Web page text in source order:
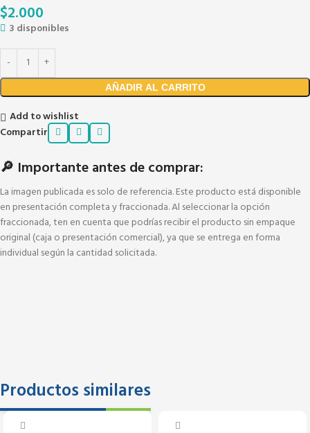
$2.000
3 disponibles
AÑADIR AL CARRITO
Add to wishlist
Compartir
🔎 Importante antes de comprar:
La imagen publicada es solo de referencia. Este producto está disponible
en presentación completa y fraccionada. Al seleccionar la opción
fraccionada, ten en cuenta que podrías recibir el producto sin empaque
original (caja o presentación comercial), ya que se entrega en forma
individual según la cantidad solicitada.
Productos similares